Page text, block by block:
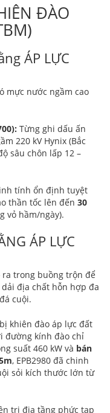
ĐÀO
ÁP LỰC
mực nước ngầm cao
Từng ghi dấu ấn
220 kV Hynix (Bắc
sâu chôn lấp 12 –
tính ổn định tuyệt
thần tốc lên đến 30
vỏ hầm/ngày).
ÁP LỰC
trong buồng trộn để
địa chất hỗn hợp đa
cuội.
khiên đào áp lực đất
đường kính đào chỉ
suất 460 kW và bán
, EPB2980 đã chinh
sỏi kích thước lớn từ
trị địa tầng phức tạp